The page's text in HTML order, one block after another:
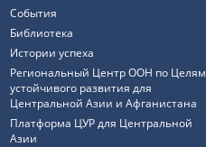
События
Библиотека
Истории успеха
Региональный Центр ООН по Целям
устойчивого развития для
Центральной Азии и Афганистана
Платформа ЦУР для Центральной
Азии